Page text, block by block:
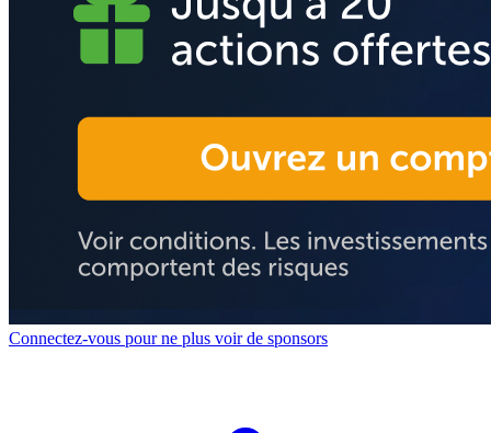
Connectez-vous pour ne plus voir de sponsors